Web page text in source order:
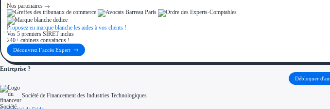
Nos partenaires
Proposez en marque blanche les aides à vos clients !
Vos 5 premiers SIRET inclus
240+ cabinets convaincus !
Découvrez l’accès Expert
Entreprise ?
Débloquer
Société de Financement des Industries Technologiques